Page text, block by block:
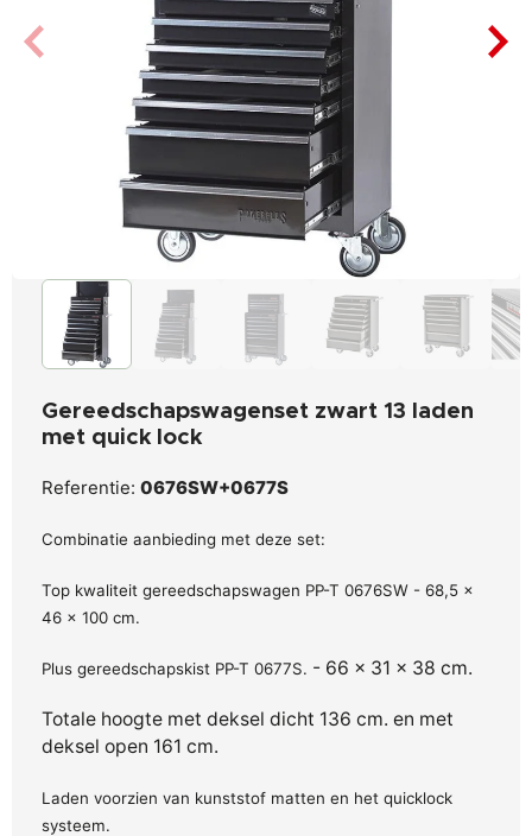
Gereedschapswagenset zwart 13 laden
met quick lock
Referentie: 0676SW+0677S
Combinatie aanbieding met deze set:
Top kwaliteit gereedschapswagen PP-T 0676SW - 68,5 x
46 x 100 cm.
Plus gereedschapskist PP-T 0677S. - 66 x 31 x 38 cm.
Totale hoogte met deksel dicht 136 cm. en met
deksel open 161 cm.
Laden voorzien van kunststof matten en het quicklock
systeem.